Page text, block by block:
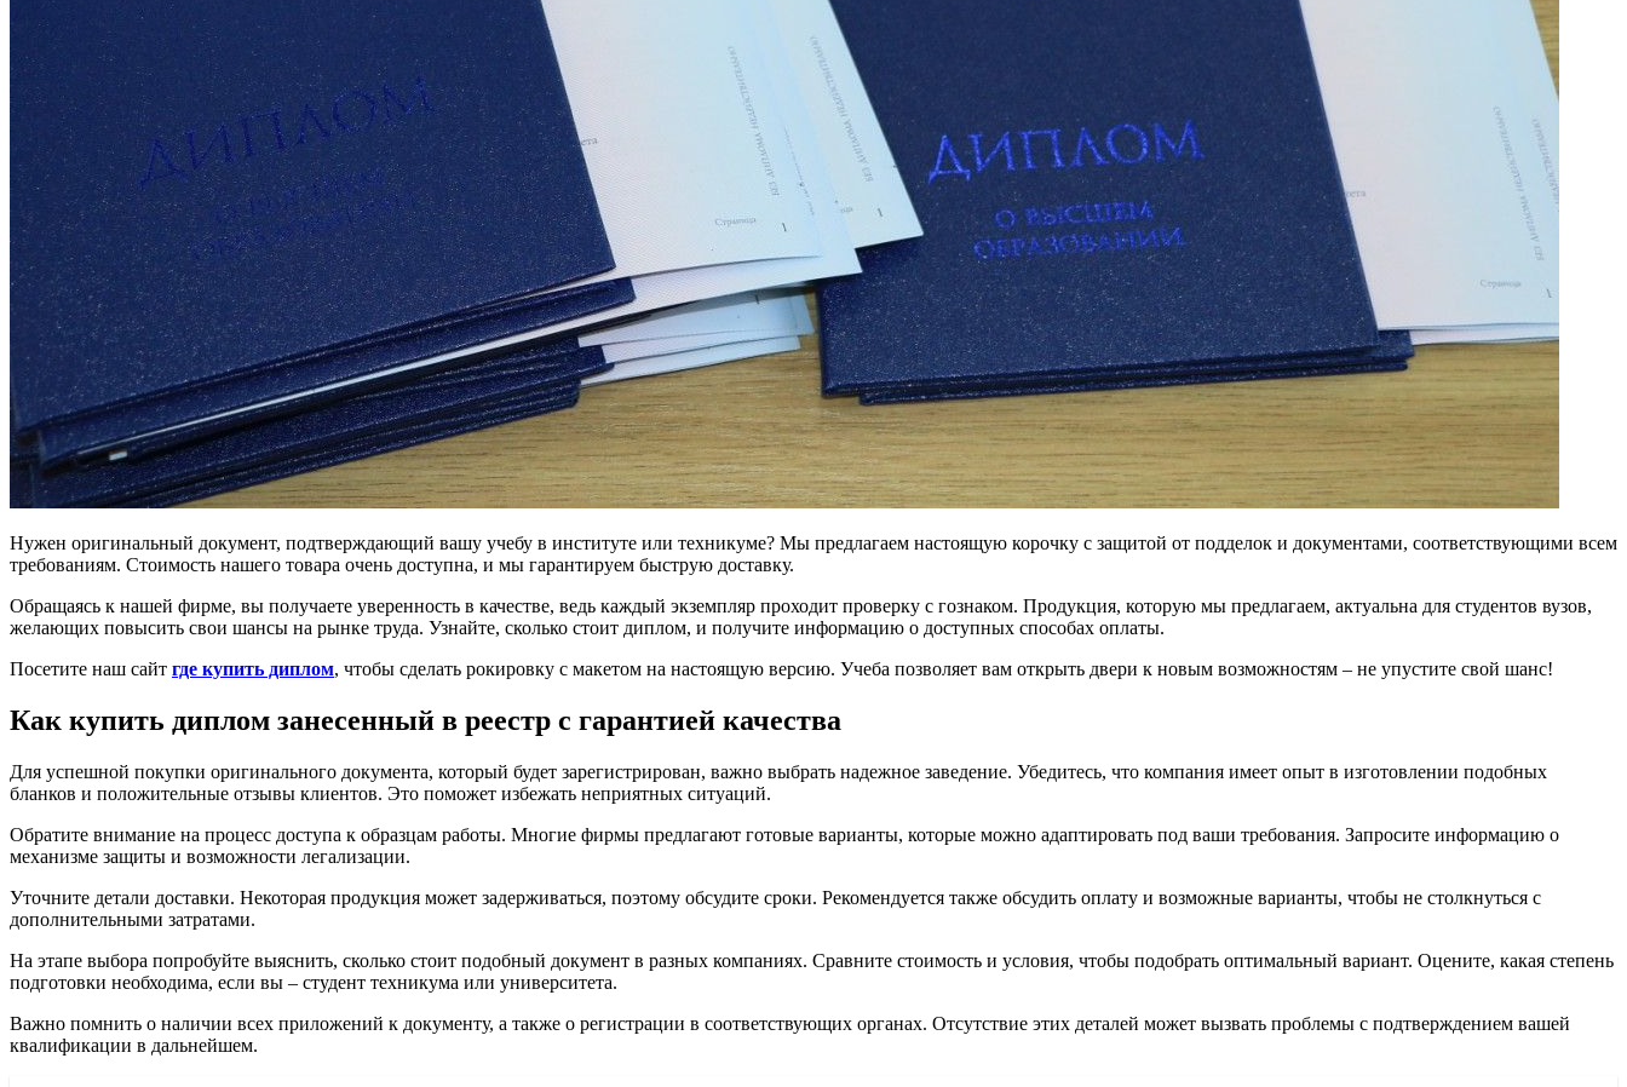
Нужен оригинальный документ, подтверждающий вашу учебу в институте или техникуме? Мы предлагаем настоящую корочку с защитой от подделок и документами, соответствующими всем
требованиям. Стоимость нашего товара очень доступна, и мы гарантируем быструю доставку.
Обращаясь к нашей фирме, вы получаете уверенность в качестве, ведь каждый экземпляр проходит проверку с гознаком. Продукция, которую мы предлагаем, актуальна для студентов вузов,
желающих повысить свои шансы на рынке труда. Узнайте, сколько стоит диплом, и получите информацию о доступных способах оплаты.
Посетите наш сайт где купить диплом, чтобы сделать рокировку с макетом на настоящую версию. Учеба позволяет вам открыть двери к новым возможностям – не упустите свой шанс!
Как купить диплом занесенный в реестр с гарантией качества
Для успешной покупки оригинального документа, который будет зарегистрирован, важно выбрать надежное заведение. Убедитесь, что компания имеет опыт в изготовлении подобных
бланков и положительные отзывы клиентов. Это поможет избежать неприятных ситуаций.
Обратите внимание на процесс доступа к образцам работы. Многие фирмы предлагают готовые варианты, которые можно адаптировать под ваши требования. Запросите информацию о
механизме защиты и возможности легализации.
Уточните детали доставки. Некоторая продукция может задерживаться, поэтому обсудите сроки. Рекомендуется также обсудить оплату и возможные варианты, чтобы не столкнуться с
дополнительными затратами.
На этапе выбора попробуйте выяснить, сколько стоит подобный документ в разных компаниях. Сравните стоимость и условия, чтобы подобрать оптимальный вариант. Оцените, какая степень
подготовки необходима, если вы – студент техникума или университета.
Важно помнить о наличии всех приложений к документу, а также о регистрации в соответствующих органах. Отсутствие этих деталей может вызвать проблемы с подтверждением вашей
квалификации в дальнейшем.